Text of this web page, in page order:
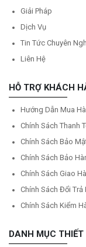
Giải Pháp
Dịch Vụ
Tin Tức Chuyên
Liên Hệ
HỖ TRỢ KHÁCH
Hướng Dẫn Mua
Chính Sách Thanh
Chính Sách Bảo
Chính Sách Bảo
Chính Sách Giao
Chính Sách Đổi Trả
Chính Sách Kiểm
DANH MỤC THIẾT